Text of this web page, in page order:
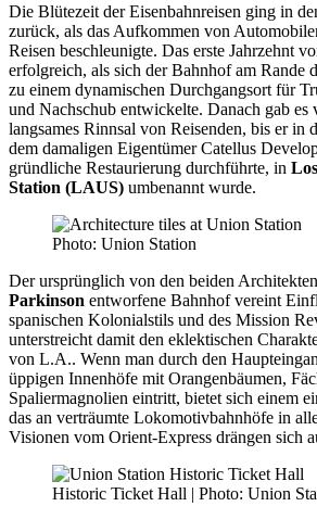
Die Blütezeit der Eisenbahnreisen ging in
zurück, als das Aufkommen von
Reisen beschleunigte. Das erste Jahrzehnt
erfolgreich, als sich der Bahnhof am Rande
zu einem dynamischen Durchgangsort für
und Nachschub entwickelte. Danach gab es
langsames Rinnsal von Reisenden, bis er in
dem damaligen Eigentümer Catellus
gründliche Restaurierung durchführte, in
Station (LAUS) umbenannt wurde.
Photo: Union Station
Der ursprünglich von den beiden Architekten
Parkinson entworfene Bahnhof vereint
spanischen Kolonialstils und des Mission
unterstreicht damit den eklektischen
von L.A.. Wenn man durch den
üppigen Innenhöfe mit Orangenbäumen,
Spaliermagnolien eintritt, bietet sich einem
das an verträumte Lokomotivbahnhöfe in
Visionen vom Orient-Express drängen sich
Historic Ticket Hall | Photo: Union